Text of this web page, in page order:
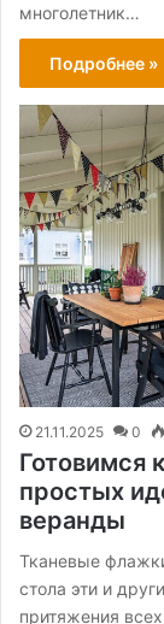
многолетник…
Подробнее »
21.11.2025 0
Готовимся
простых
веранды
Тканевые
стола эти и
притяжения